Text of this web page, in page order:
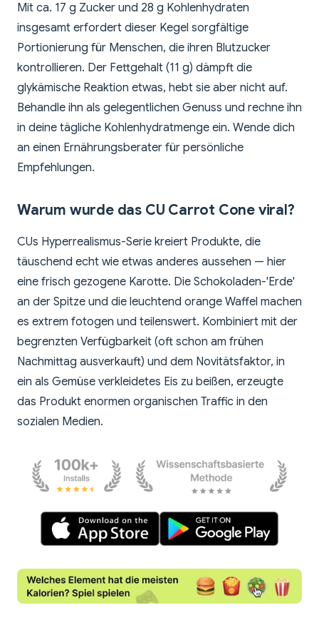
Mit ca. 17 g Zucker und 28 g Kohlenhydraten
insgesamt erfordert dieser Kegel sorgfältige
Portionierung für Menschen, die ihren Blutzucker
kontrollieren. Der Fettgehalt (11 g) dämpft die
glykämische Reaktion etwas, hebt sie aber nicht auf.
Behandle ihn als gelegentlichen Genuss und rechne ihn
in deine tägliche Kohlenhydratmenge ein. Wende dich
an einen Ernährungsberater für persönliche
Empfehlungen.
Warum wurde das CU Carrot Cone viral?
CUs Hyperrealismus-Serie kreiert Produkte, die
täuschend echt wie etwas anderes aussehen — hier
eine frisch gezogene Karotte. Die Schokoladen-'Erde'
an der Spitze und die leuchtend orange Waffel machen
es extrem fotogen und teilenswert. Kombiniert mit der
begrenzten Verfügbarkeit (oft schon am frühen
Nachmittag ausverkauft) und dem Novitätsfaktor, in
ein als Gemüse verkleidetes Eis zu beißen, erzeugte
das Produkt enormen organischen Traffic in den
sozialen Medien.